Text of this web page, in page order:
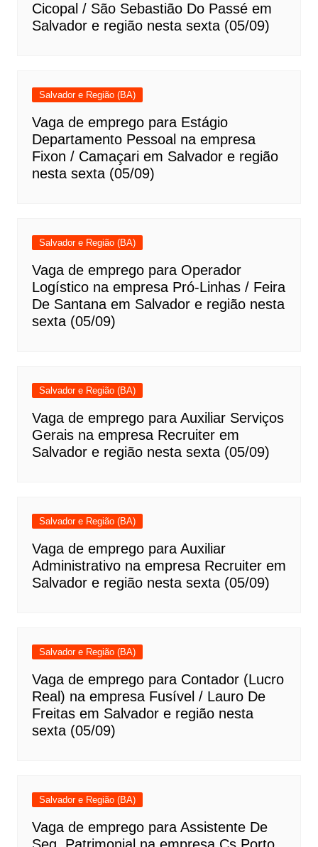
Cicopal / São Sebastião Do Passé em
Salvador e região nesta sexta (05/09)
Salvador e Região (BA)
Vaga de emprego para Estágio
Departamento Pessoal na empresa
Fixon / Camaçari em Salvador e região
nesta sexta (05/09)
Salvador e Região (BA)
Vaga de emprego para Operador
Logístico na empresa Pró-Linhas / Feira
De Santana em Salvador e região nesta
sexta (05/09)
Salvador e Região (BA)
Vaga de emprego para Auxiliar Serviços
Gerais na empresa Recruiter em
Salvador e região nesta sexta (05/09)
Salvador e Região (BA)
Vaga de emprego para Auxiliar
Administrativo na empresa Recruiter em
Salvador e região nesta sexta (05/09)
Salvador e Região (BA)
Vaga de emprego para Contador (Lucro
Real) na empresa Fusível / Lauro De
Freitas em Salvador e região nesta
sexta (05/09)
Salvador e Região (BA)
Vaga de emprego para Assistente De